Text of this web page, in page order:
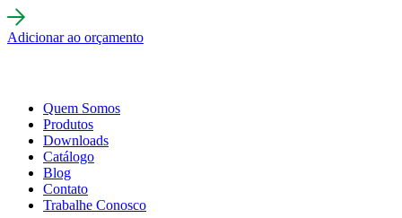
Adicionar ao orçamento
Quem Somos
Produtos
Downloads
Catálogo
Blog
Contato
Trabalhe Conosco